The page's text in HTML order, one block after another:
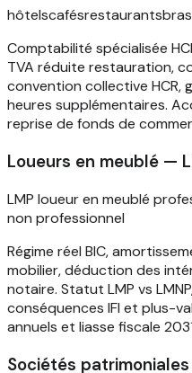
hôtelscafésrestaurants
Comptabilité spécialisée
TVA réduite restauration,
convention collective HCR,
heures supplémentaires.
reprise de fonds de
Loueurs en meublé —
LMP loueur en meublé
non professionnel
Régime réel BIC,
mobilier, déduction des
notaire. Statut LMP vs
conséquences IFI et plus-
annuels et liasse fiscale
Sociétés